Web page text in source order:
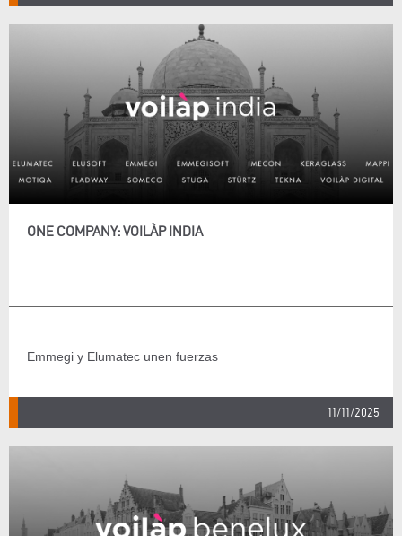
ONE COMPANY: VOILÀP INDIA
Emmegi y Elumatec unen fuerzas
11/11/2025